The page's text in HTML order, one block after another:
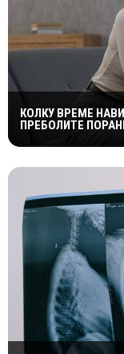
КОЛКУ ВРЕМЕ
ПРЕБОЛИТЕ
КОНТАКТ“ НЕ Е